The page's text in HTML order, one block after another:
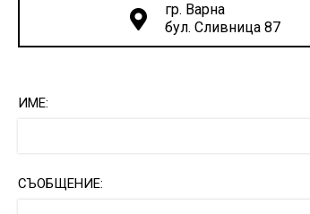
гр. Варна
бул. Сливница 87
ИМЕ:
СЪОБЩЕНИЕ: